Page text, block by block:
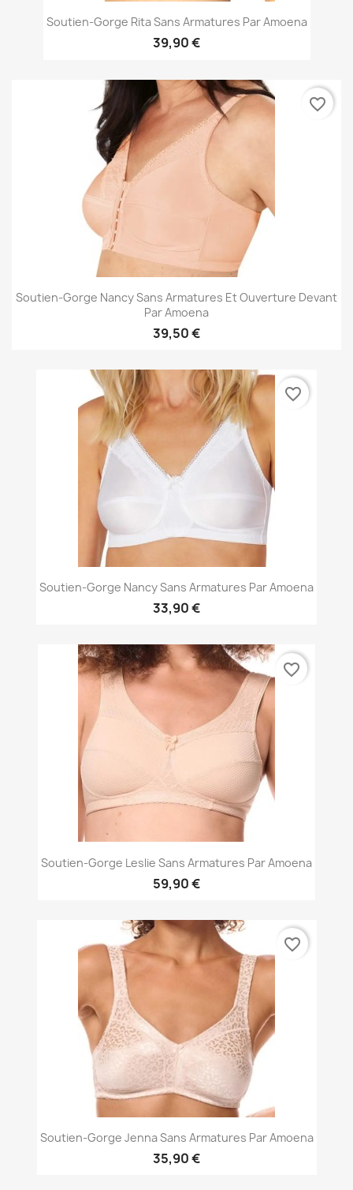
Soutien-Gorge Rita Sans Armatures Par Amoena
39,90 €
Soutien-Gorge Nancy Sans Armatures Et Ouverture Devant
Par Amoena
39,50 €
favorite_border
Soutien-Gorge Nancy Sans Armatures Par Amoena
33,90 €
favorite_border
Soutien-Gorge Leslie Sans Armatures Par Amoena
59,90 €
favorite_border
Soutien-Gorge Jenna Sans Armatures Par Amoena
35,90 €
favorite_border